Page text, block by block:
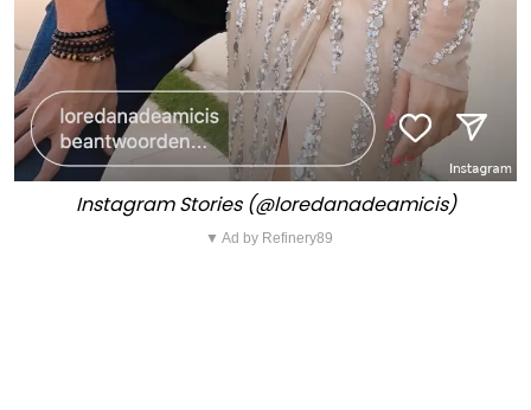
Instagram Stories (@loredanadeamicis)
▼ Ad by Refinery89